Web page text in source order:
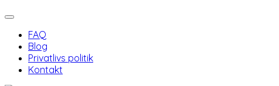
FAQ
Blog
Privatlivs politik
Kontakt